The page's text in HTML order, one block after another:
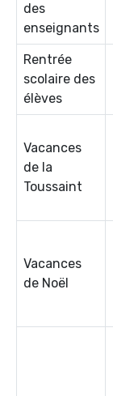
des
enseignants
Rentrée
scolaire des
élèves
Vacances
de la
Toussaint
Vacances
de Noël